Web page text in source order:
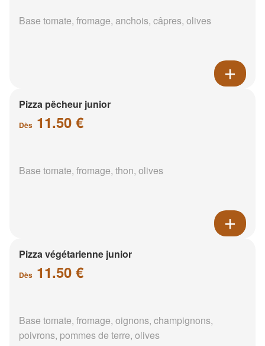
Base tomate, fromage, anchois, câpres, olives
Pizza pêcheur junior
Dès 11.50 €
Base tomate, fromage, thon, olives
Pizza végétarienne junior
Dès 11.50 €
Base tomate, fromage, oignons, champignons,
poivrons, pommes de terre, olives